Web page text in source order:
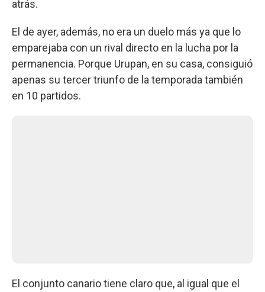
atrás.
El de ayer, además, no era un duelo más ya que lo
emparejaba con un rival directo en la lucha por la
permanencia. Porque Urupan, en su casa, consiguió
apenas su tercer triunfo de la temporada también
en 10 partidos.
El conjunto canario tiene claro que, al igual que el